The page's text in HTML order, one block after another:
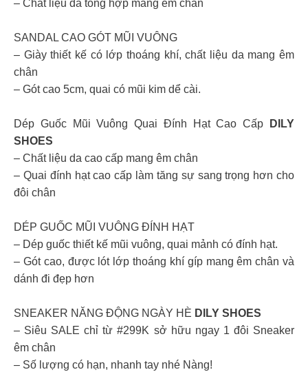
– Chất liệu da tổng hợp mang êm chân
SANDAL CAO GÓT MŨI VUÔNG
– Giày thiết kế có lớp thoáng khí, chất liệu da mang êm
chân
– Gót cao 5cm, quai có mũi kim dể cài.
Dép Guốc Mũi Vuông Quai Đính Hạt Cao Cấp
DILY
SHOES
– Chất liệu da cao cấp mang êm chân
– Quai đính hạt cao cấp làm tăng sự sang trọng hơn cho
đôi chân
DÉP GUỐC MŨI VUÔNG ĐÍNH HẠT
– Dép guốc thiết kế mũi vuông, quai mảnh có đính hạt.
– Gót cao, được lót lớp thoáng khí gíp mang êm chân và
dánh đi đẹp hơn
SNEAKER NĂNG ĐỘNG NGÀY HÈ DILY SHOES
– Siêu SALE chỉ từ #299K sở hữu ngay 1 đôi Sneaker
êm chân
– Số lượng có hạn, nhanh tay nhé Nàng!